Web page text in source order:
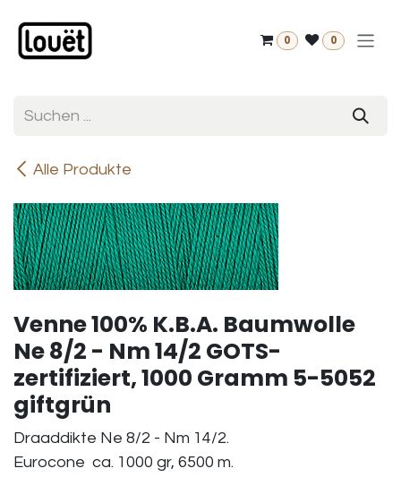
0 0
Alle Produkte
Venne 100% K.B.A. Baumwolle
Ne 8/2 - Nm 14/2 GOTS-
zertifiziert, 1000 Gramm 5-5052
giftgrün
Draaddikte Ne 8/2 - Nm 14/2.
Eurocone ca. 1000 gr, 6500 m.